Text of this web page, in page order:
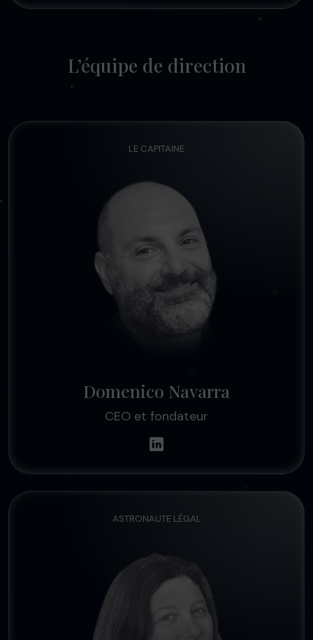
L’équipe de direction
LE CAPITAINE
Domenico Navarra
CEO et fondateur
ASTRONAUTE LÉGAL